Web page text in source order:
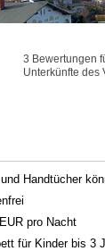
3 Bewertungen
Unterkünfte des
Handtücher
pro Nacht
für Kinder bis 3